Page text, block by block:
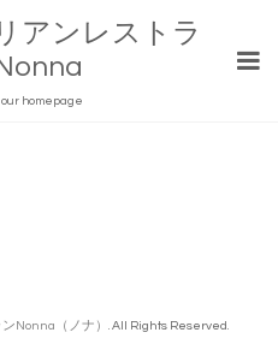
アンレストラ
homepage
Nonna（ノナ） . All Rights Reserved.